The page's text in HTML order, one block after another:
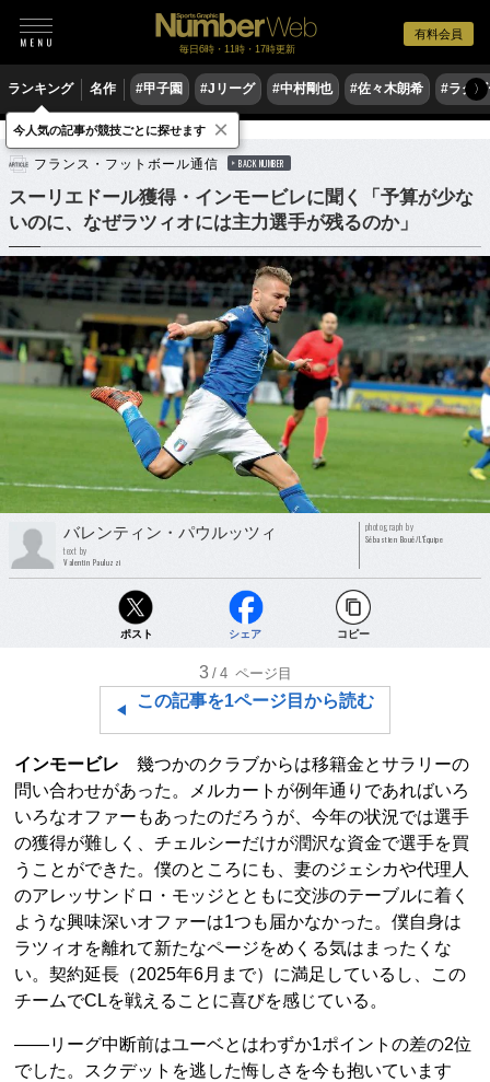
有料会員
毎日6時・11時・17時更新
ランキング 名作 #甲子園 #Jリーグ #中村剛也 #佐々木朗希 #ラグ〉
サッカー 海外サッカー セリエA
フランス・フットボール通信 BACK NUMBER
スーリエドール獲得・インモービレに聞く「予算が少な
いのに、なぜラツィオには主力選手が残るのか」
バレンティン・パウルッツィ
text by
Valentin Pauluzzi
photograph by
Sébastien Boué/L’Équipe
ポスト シェア コピー
3 /4 ページ目
この記事を1ページ目から読む
インモービレ 幾つかのクラブからは移籍金とサラリーの
問い合わせがあった。メルカートが例年通りであればいろ
いろなオファーもあったのだろうが、今年の状況では選手
の獲得が難しく、チェルシーだけが潤沢な資金で選手を買
うことができた。僕のところにも、妻のジェシカや代理人
のアレッサンドロ・モッジとともに交渉のテーブルに着く
ような興味深いオファーは1つも届かなかった。僕自身は
ラツィオを離れて新たなページをめくる気はまったくな
い。契約延長（2025年6月まで）に満足しているし、この
チームでCLを戦えることに喜びを感じている。
――リーグ中断前はユーベとはわずか1ポイントの差の2位
でした。スクデットを逃した悔しさを今も抱いています
今人気の記事が競技ごとに探せます ×